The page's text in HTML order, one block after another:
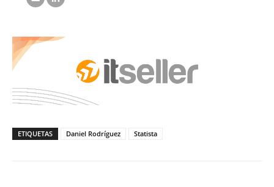
ETIQUETAS Daniel Rodríguez Statista